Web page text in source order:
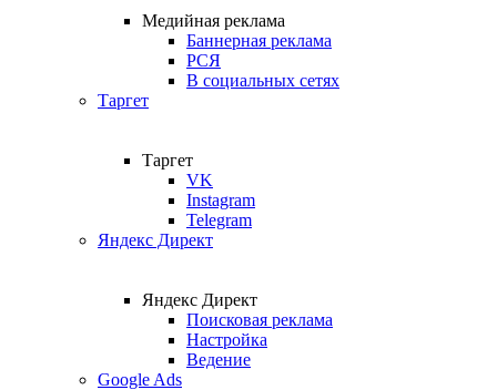
Медийная реклама
Баннерная реклама
РСЯ
В социальных сетях
Таргет
Таргет
VK
Instagram
Telegram
Яндекс Директ
Яндекс Директ
Поисковая реклама
Настройка
Ведение
Google Ads